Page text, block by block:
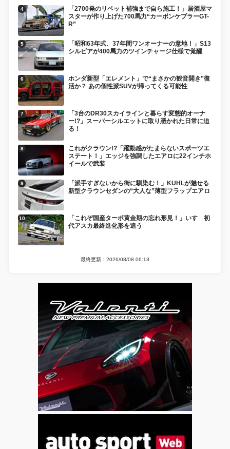
「2700発のリベット補強まで自ら施工！」居酒屋マ
スターが作り上げた700馬力“カーボンケブラーGT-
R”
「昭和63年式、37年間ワンオーナーの意地！」S13
シルビアが400馬力のツインチャージ仕様で覚醒
ホンダ新型「エレメント」で“まさかの観音開き”復
活か？ あの個性派SUVが帰ってくる可能性
「3台のDR30スカイラインと暮らす変態的オーナ
ー!?」スーパーシルエットに取り憑かれた日常に迫
る！
これがクラウン!?「躍動感がたまらないスポーツエ
ステート！」エッジを強調したエアロに22インチホ
イールで武装
「派手すぎないから街に馴染む！」KUHLが魅せる
新型クラウンセダンの“大人な”薄型フラップエアロ
「これぞ国産ターボ黄金期の忘れ形見！」いすゞ初
代アスカ最終進化形を追う
最終更新：2026/08/08 06:13